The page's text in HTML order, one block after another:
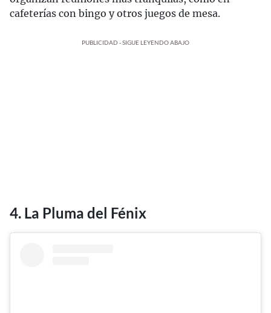
cafeterías con bingo y otros juegos de mesa.
PUBLICIDAD - SIGUE LEYENDO ABAJO
4. La Pluma del Fénix